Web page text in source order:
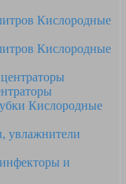
Кислородные
Кислородные
Кислородные
увлажнители
и